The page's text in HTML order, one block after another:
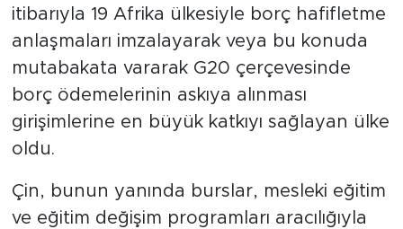
itibarıyla 19 Afrika ülkesiyle borç hafifletme
anlaşmaları imzalayarak veya bu konuda
mutabakata vararak G20 çerçevesinde
borç ödemelerinin askıya alınması
girişimlerine en büyük katkıyı sağlayan ülke
oldu.
Çin, bunun yanında burslar, mesleki eğitim
ve eğitim değişim programları aracılığıyla